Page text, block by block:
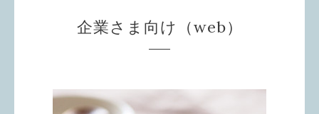
企業さま向け（web）